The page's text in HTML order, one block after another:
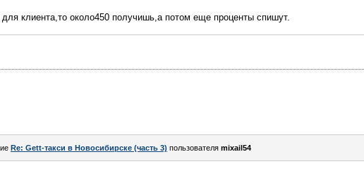
клиента,то около450 получишь,а потом еще проценты спишут.
Re: Gett-такси в Новосибирске (часть 3) пользователя mixail54